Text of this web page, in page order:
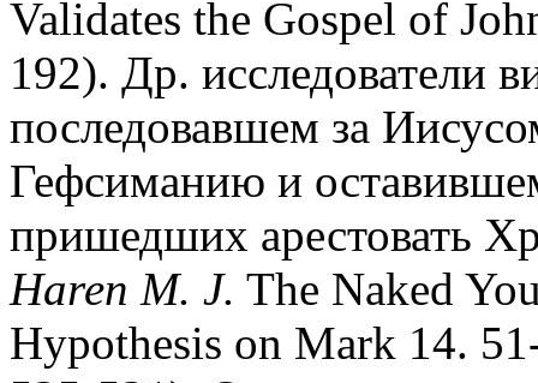
Validates the Gospel of
192). Др. исследователи
последовавшем за
Гефсиманию и
пришедших арестовать
Haren M. J. The Naked
Hypothesis on Mark 14.